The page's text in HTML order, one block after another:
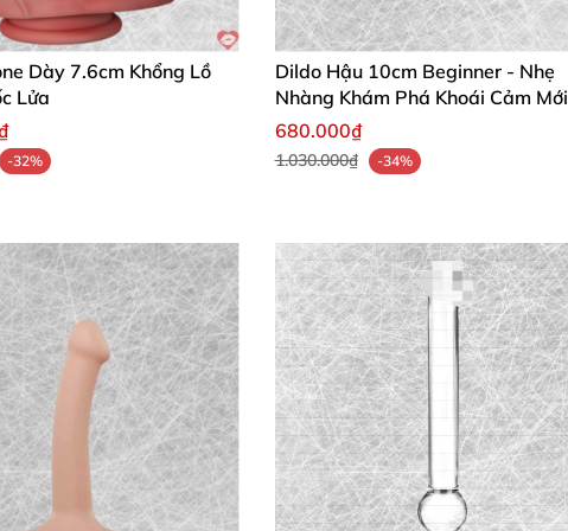
khoái cảm bất tận! 🛒✨
Dày 7.6cm Khổng Lồ
Lửa
-32%
Dildo Hậu 10cm Beginner - Nhẹ
Nhàng Khám Phá Khoái Cảm Mới
680.000₫
1.030.000₫ -34%